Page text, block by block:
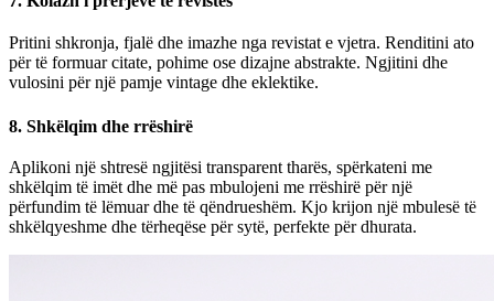
Pritini shkronja, fjalë dhe imazhe nga revistat e vjetra. Renditini ato
për të formuar citate, pohime ose dizajne abstrakte. Ngjitini dhe
vulosini për një pamje vintage dhe eklektike.
8. Shkëlqim dhe rrëshirë
Aplikoni një shtresë ngjitësi transparent tharës, spërkateni me
shkëlqim të imët dhe më pas mbulojeni me rrëshirë për një
përfundim të lëmuar dhe të qëndrueshëm. Kjo krijon një mbulesë të
shkëlqyeshme dhe tërheqëse për sytë, perfekte për dhurata.